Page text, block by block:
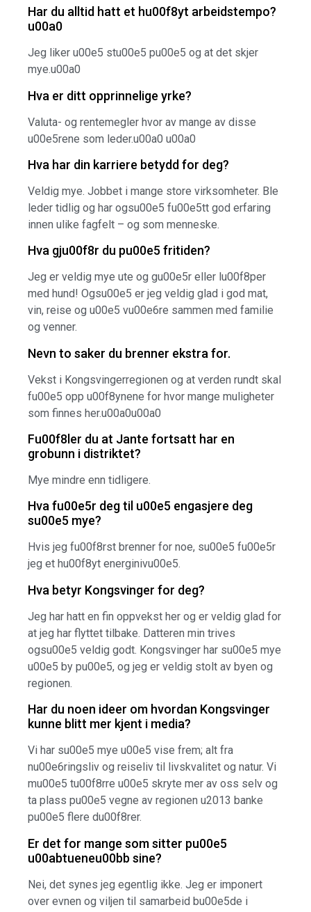
Har du alltid hatt et hu00f8yt arbeidstempo?
u00a0
Jeg liker u00e5 stu00e5 pu00e5 og at det skjer
mye.u00a0
Hva er ditt opprinnelige yrke?
Valuta- og rentemegler hvor av mange av disse
u00e5rene som leder.u00a0 u00a0
Hva har din karriere betydd for deg?
Veldig mye. Jobbet i mange store virksomheter. Ble
leder tidlig og har ogsu00e5 fu00e5tt god erfaring
innen ulike fagfelt – og som menneske.
Hva gju00f8r du pu00e5 fritiden?
Jeg er veldig mye ute og gu00e5r eller lu00f8per
med hund! Ogsu00e5 er jeg veldig glad i god mat,
vin, reise og u00e5 vu00e6re sammen med familie
og venner.
Nevn to saker du brenner ekstra for.
Vekst i Kongsvingerregionen og at verden rundt skal
fu00e5 opp u00f8ynene for hvor mange muligheter
som finnes her.u00a0u00a0
Fu00f8ler du at Jante fortsatt har en
grobunn i distriktet?
Mye mindre enn tidligere.
Hva fu00e5r deg til u00e5 engasjere deg
su00e5 mye?
Hvis jeg fu00f8rst brenner for noe, su00e5 fu00e5r
jeg et hu00f8yt energinivu00e5.
Hva betyr Kongsvinger for deg?
Jeg har hatt en fin oppvekst her og er veldig glad for
at jeg har flyttet tilbake. Datteren min trives
ogsu00e5 veldig godt. Kongsvinger har su00e5 mye
u00e5 by pu00e5, og jeg er veldig stolt av byen og
regionen.
Har du noen ideer om hvordan Kongsvinger
kunne blitt mer kjent i media?
Vi har su00e5 mye u00e5 vise frem; alt fra
nu00e6ringsliv og reiseliv til livskvalitet og natur. Vi
mu00e5 tu00f8rre u00e5 skryte mer av oss selv og
ta plass pu00e5 vegne av regionen u2013 banke
pu00e5 flere du00f8rer.
Er det for mange som sitter pu00e5
u00abtueneu00bb sine?
Nei, det synes jeg egentlig ikke. Jeg er imponert
over evnen og viljen til samarbeid bu00e5de i